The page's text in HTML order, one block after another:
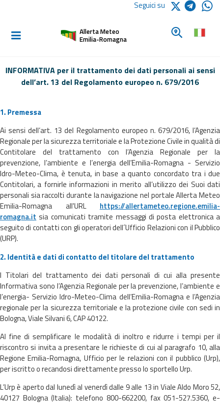
Informati e
Allerte E
Bollettini
Meteo
Allerte e
Bollettini
Valanghe
Monitoraggio
eventi
Previsioni meteo e
marine
Dati osservati
Radar meteo
Strumenti
Seguici su
Allerta Meteo
Emilia-Romagna
Cerca un
INFORMATIVA per il trattamento dei dati personali ai sensi
dell’art. 13 del Regolamento europeo n. 679/2016
1. Premessa
Ai sensi dell’art. 13 del Regolamento europeo n. 679/2016, l’Agenzia
Regionale per la sicurezza territoriale e la Protezione Civile in qualità di
Contitolare del trattamento con l’Agenzia Regionale per la
prevenzione, l’ambiente e l’energia dell’Emilia-Romagna - Servizio
Idro-Meteo-Clima, è tenuta, in base a quanto concordato tra i due
Contitolari, a fornirle informazioni in merito all’utilizzo dei Suoi dati
personali sia raccolti durante la navigazione nel portale Allerta Meteo
Emilia-Romagna all'URL https://allertameteo.regione.emilia-
romagna.it sia comunicati tramite messaggi di posta elettronica a
seguito di contatti con gli operatori dell´Ufficio Relazioni con il Pubblico
(URP).
2. Identità e dati di contatto del titolare del trattamento
I Titolari del trattamento dei dati personali di cui alla presente
Informativa sono l’Agenzia Regionale per la prevenzione, l’ambiente e
l’energia- Servizio Idro-Meteo-Clima dell’Emilia-Romagna e l’Agenzia
regionale per la sicurezza territoriale e la protezione civile con sedi in
Bologna, Viale Silvani 6, CAP 40122.
Al fine di semplificare le modalità di inoltro e ridurre i tempi per il
riscontro si invita a presentare le richieste di cui al paragrafo 10, alla
Regione Emilia-Romagna, Ufficio per le relazioni con il pubblico (Urp),
per iscritto o recandosi direttamente presso lo sportello Urp.
L’Urp è aperto dal lunedì al venerdì dalle 9 alle 13 in Viale Aldo Moro 52,
40127 Bologna (Italia): telefono 800-662200, fax 051-527.5360, e-